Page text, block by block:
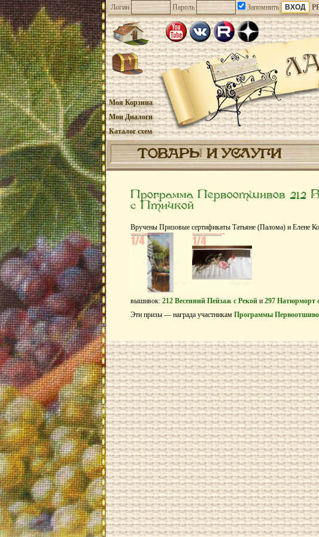
Логин Пароль Запомнить
Моя Корзина
Мои Диалоги
Каталог схем
ТОВАРЫ И УСЛУГИ
Программа Первоотшивов
с Птичкой
Вручены Призовые сертификаты Татьяне (Палома) и Елене
вышивок: 212 Весенний Пейзаж с Рекой и 297 Натюрморт
Эти призы — награда участникам Программы